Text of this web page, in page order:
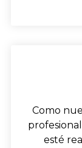
Como
esté